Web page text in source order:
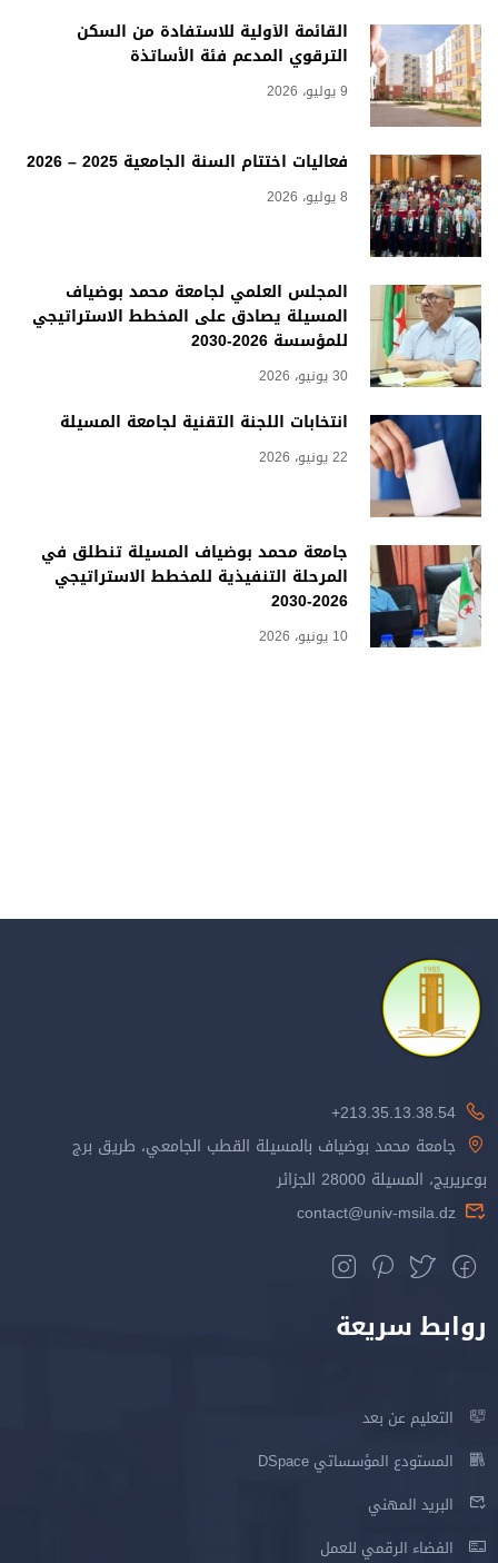
القائمة الأولية للاستفادة من السكن
الترقوي المدعم فئة الأساتذة
9 يوليو، 2026
فعاليات اختتام السنة الجامعية 2025 – 2026
8 يوليو، 2026
المجلس العلمي لجامعة محمد بوضياف
المسيلة يصادق على المخطط الاستراتيجي
للمؤسسة 2026-2030
30 يونيو، 2026
انتخابات اللجنة التقنية لجامعة المسيلة
22 يونيو، 2026
جامعة محمد بوضياف المسيلة تنطلق في
المرحلة التنفيذية للمخطط الاستراتيجي
2026-2030
10 يونيو، 2026
213.35.13.38.54+
جامعة محمد بوضياف بالمسيلة القطب الجامعي، طريق برج
بوعريريج، المسيلة 28000 الجزائر
contact@univ-msila.dz
روابط سريعة
التعليم عن بعد
المستودع المؤسساتي DSpace
البريد المهني
الفضاء الرقمي للعمل